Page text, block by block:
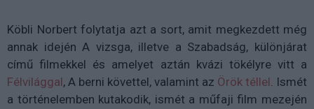
Köbli Norbert folytatja azt a sort, amit megkezdett még
annak idején A vizsga, illetve a Szabadság, különjárat
című filmekkel és amelyet aztán kvázi tökélyre vitt a
Félvilággal, A berni követtel, valamint az Örök téllel. Ismét
a történelemben kutakodik, ismét a műfaji film mezején